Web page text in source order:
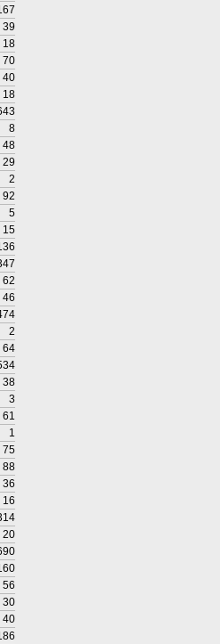
39
18
70
40
18
8
48
29
2
92
5
15
62
46
2
64
38
3
61
1
75
88
36
16
20
56
30
40